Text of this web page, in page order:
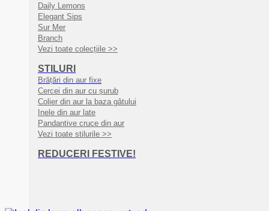
Daily Lemons
Elegant Sips
Sur Mer
Branch
Vezi toate colecțiile >>
STILURI
Brățări din aur fixe
Cercei din aur cu șurub
Colier din aur la baza gâtului
Inele din aur late
Pandantive cruce din aur
Vezi toate stilurile >>
REDUCERI FESTIVE!